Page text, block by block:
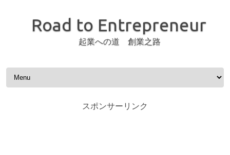
Road to Entrepreneur
起業への道 創業之路
Skip to content
スポンサーリンク